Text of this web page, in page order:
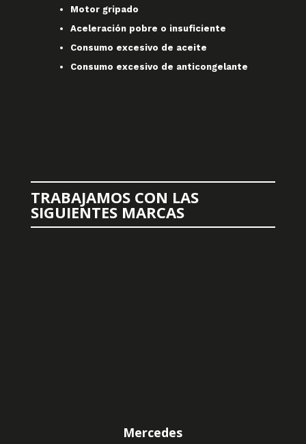
Motor gripado
Aceleración pobre o insuficiente
Consumo excesivo de aceite
Consumo excesivo de anticongelante
TRABAJAMOS CON LAS
SIGUIENTES MARCAS
Mercedes